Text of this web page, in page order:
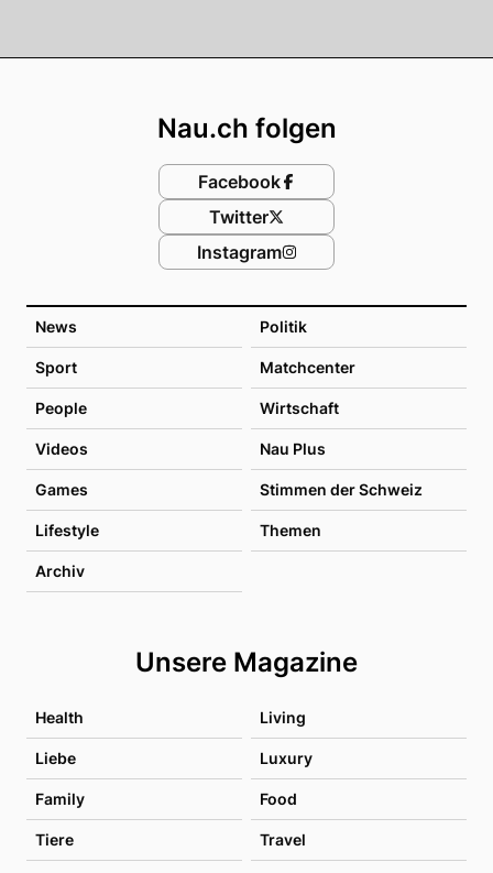
News Politik
Sport Matchcenter
People Wirtschaft
Videos Nau Plus
Games Stimmen der Schweiz
Lifestyle Themen
Archiv
Unsere Magazine
Health Living
Liebe Luxury
Family Food
Tiere Travel
Nau.ch folgen
Facebook
Twitter
Instagram